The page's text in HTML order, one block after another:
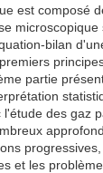
est composé
microscopique
bilan
partie
des gaz
et les